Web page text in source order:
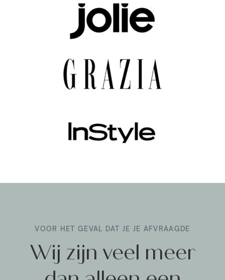
VOOR HET GEVAL DAT JE JE AFVRAAGDE
Wij zijn veel meer